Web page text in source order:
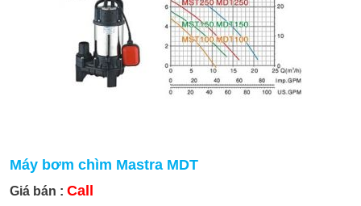
Máy bơm chìm Mastra MDT
Giá bán : Call